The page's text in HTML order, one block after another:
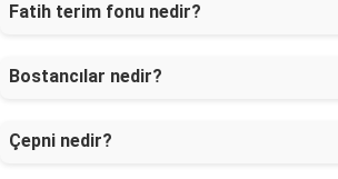
Fatih terim fonu nedir?
Bostancılar nedir?
Çepni nedir?